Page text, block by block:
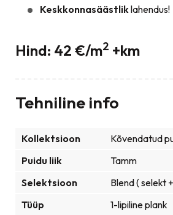
Keskkonnasäästlik lahendus!
Hind: 42 €/m2 +km
Tehniline info
Kollektsioon
Kõvendatud
Puidu liik
Tamm
Selektsioon
Blend ( selekt
Tüüp
1-lipiline plank